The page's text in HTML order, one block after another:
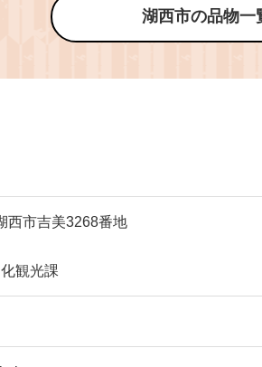
空 惣菜 おか
み 土用 丑の
レゼント 冷蔵
おつまみ 簡単調
料 【1386229】
湖西市の品物一
西市吉美3268番地
観光課